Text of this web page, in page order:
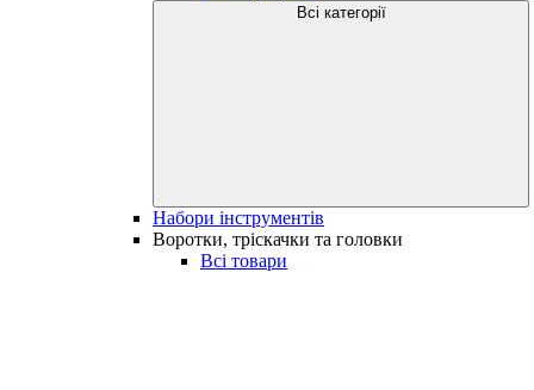
Всі категорії
Набори інструментів
Воротки, тріскачки та головки
Всі товари